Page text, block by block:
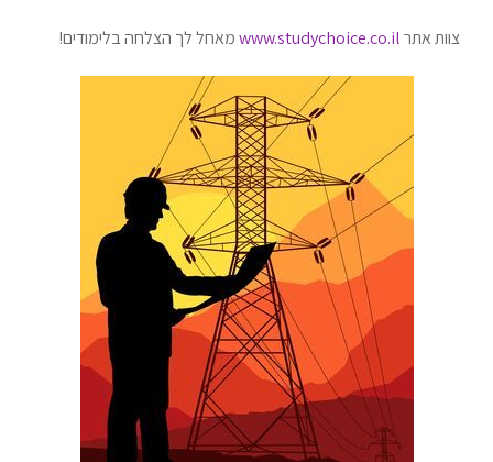
צוות אתרwww.studychoice.co.ilמאחל לך הצלחה בלימודים!